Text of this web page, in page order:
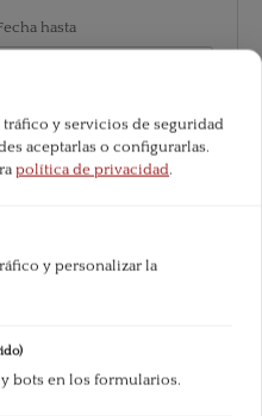
hasta
derechos reservados
y servicios de seguridad
aceptarlas o configurarlas.
política de privacidad.
y personalizar la
bots en los formularios.